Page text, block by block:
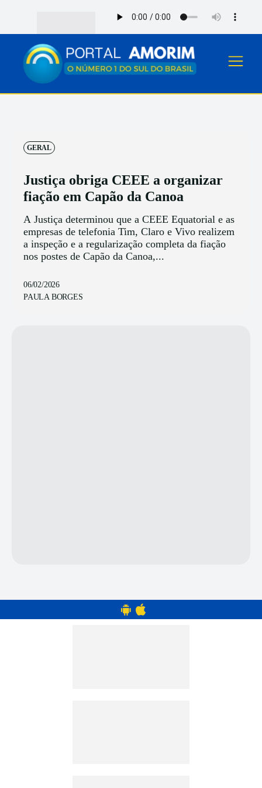
GERAL
Justiça obriga CEEE a organizar
fiação em Capão da Canoa
A Justiça determinou que a CEEE Equatorial e as
empresas de telefonia Tim, Claro e Vivo realizem
a inspeção e a regularização completa da fiação
nos postes de Capão da Canoa,...
06/02/2026
PAULA BORGES